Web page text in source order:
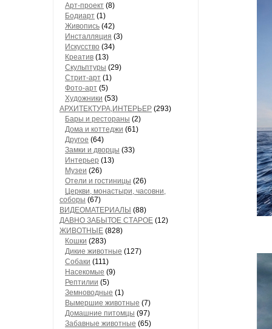
Арт-проект (8)
Бодиарт (1)
Живопись (42)
Инсталляция (3)
Искусство (34)
Креатив (13)
Скульптуры (29)
Стрит-арт (1)
Фото-арт (5)
Художники (53)
АРХИТЕКТУРА,ИНТЕРЬЕР (293)
Бары и рестораны (2)
Дома и коттеджи (61)
Другое (64)
Замки и дворцы (33)
Интерьер (13)
Музеи (26)
Отели и гостиницы (26)
Церкви, монастыри, часовни,
соборы (67)
ВИДЕОМАТЕРИАЛЫ (88)
ДАВНО ЗАБЫТОЕ СТАРОЕ (12)
ЖИВОТНЫЕ (828)
Кошки (283)
Дикие животные (127)
Собаки (111)
Насекомые (9)
Рептилии (5)
Земноводные (1)
Вымершие животные (7)
Домашние питомцы (97)
Забавные животные (65)